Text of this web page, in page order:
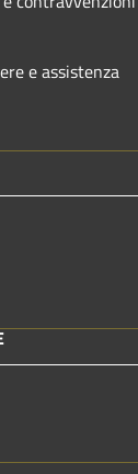
e assistenza